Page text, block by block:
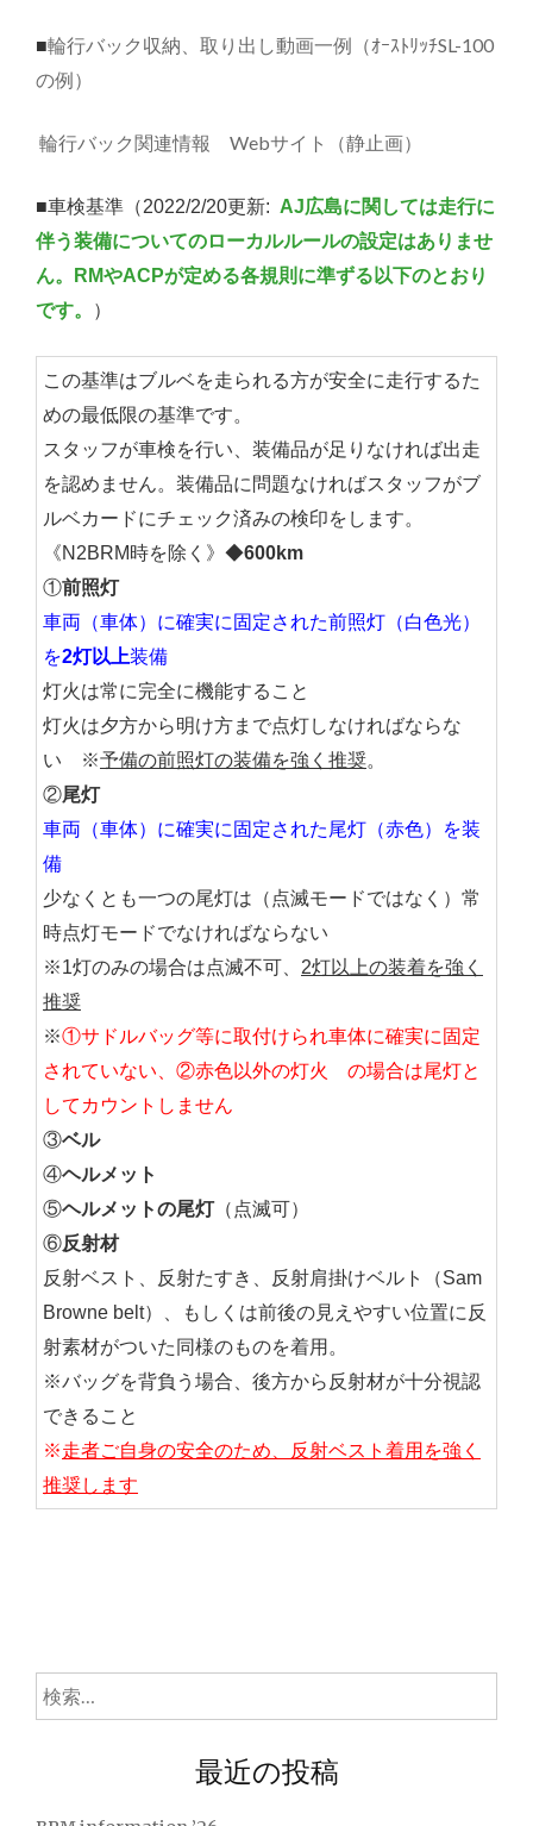
■輪行バック収納、取り出し動画一例（ｵｰｽﾄﾘｯﾁSL-100
の例）
輪行バック関連情報 Webサイト（静止画）
■車検基準（2022/2/20更新: AJ広島に関しては走行に
伴う装備についてのローカルルールの設定はありませ
ん。RMやACPが定める各規則に準ずる以下のとおり
です。
）
この基準はブルベを走られる方が安全に走行するた
めの最低限の基準です。
スタッフが車検を行い、装備品が足りなければ出走
を認めません。装備品に問題なければスタッフがブ
ルベカードにチェック済みの検印をします。
《N2BRM時を除く》◆600km
①前照灯
車両（車体）に確実に固定された前照灯（白色光）
を2灯以上装備
灯火は常に完全に機能すること
灯火は夕方から明け方まで点灯しなければならな
い ※予備の前照灯の装備を強く推奨。
②尾灯
車両（車体）に確実に固定された尾灯（赤色）を装
備
少なくとも一つの尾灯は（点滅モードではなく）常
時点灯モードでなければならない
※1灯のみの場合は点滅不可、 2灯以上の装着を強く
推奨
※①サドルバッグ等に取付けられ車体に確実に固定
されていない、②赤色以外の灯火 の場合は尾灯と
してカウントしません
③ベル
④ヘルメット
⑤ヘルメットの尾灯（点滅可）
⑥反射材
反射ベスト、反射たすき、反射肩掛けベルト（Sam
Browne belt）、もしくは前後の見えやすい位置に反
射素材がついた同様のものを着用。
※バッグを背負う場合、後方から反射材が十分視認
できること
※走者ご自身の安全のため、反射ベスト着用を強く
推奨します
検
索:
最近の投稿